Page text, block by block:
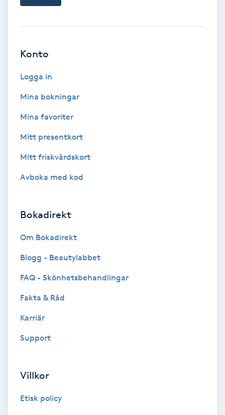
Föning
Gelenaglar
Gravidmassage
Gruppträning
Healing
HIFU
Konto
Logga in
Mina bokningar
Mina favoriter
Mitt presentkort
Mitt friskvårdskort
Avboka med kod
Bokadirekt
Om Bokadirekt
Blogg - Beautylabbet
FAQ - Skönhetsbehandlingar
Fakta & Råd
Karriär
Support
Villkor
Etisk policy